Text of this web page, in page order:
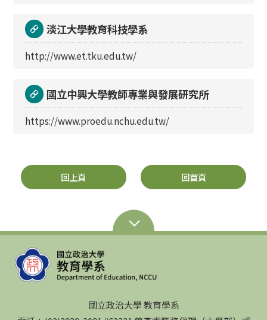
淡江大學教育科技學系
http://www.et.tku.edu.tw/
國立中興大學教師專業與發展研究所
https://www.proedu.nchu.edu.tw/
回上頁 回首頁
國立政治大學 教育學系